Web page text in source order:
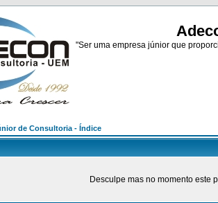
"Ser uma empresa júnior que
de Consultoria - Índice
Desculpe mas no momento este